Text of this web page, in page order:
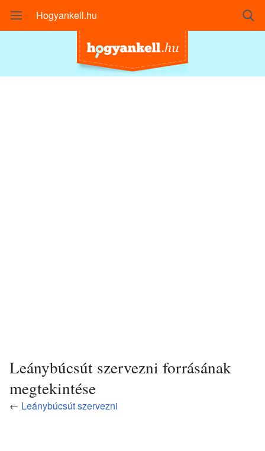
Hogyankell.hu
Leánybúcsút szervezni forrásának
megtekintése
← Leánybúcsút szervezni